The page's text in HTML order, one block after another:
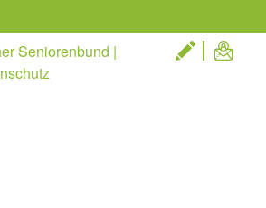
Seniorenbund |